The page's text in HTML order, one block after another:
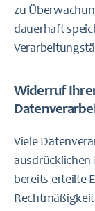
zu
dauerhaft
Widerruf
Viele
ausdrücklichen
bereits erteilte